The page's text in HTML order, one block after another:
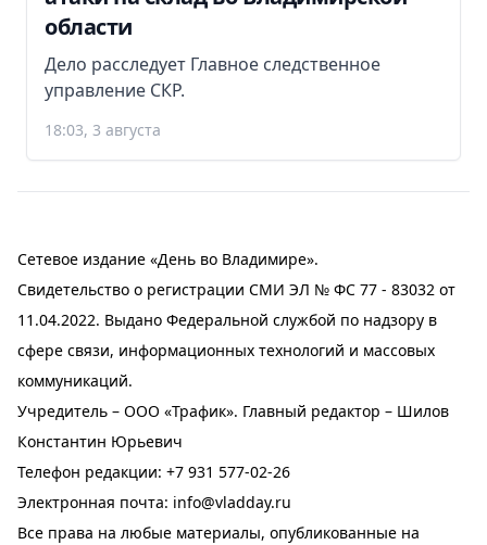
области
Дело расследует Главное следственное
управление СКР.
18:03, 3 августа
Сетевое издание «День во Владимире».
Свидетельство о регистрации СМИ ЭЛ № ФС 77 - 83032 от
11.04.2022. Выдано Федеральной службой по надзору в
сфере связи, информационных технологий и массовых
коммуникаций.
Учредитель – ООО «Трафик». Главный редактор – Шилов
Константин Юрьевич
Телефон редакции: +7 931 577-02-26
Электронная почта: info@vladday.ru
Все права на любые материалы, опубликованные на